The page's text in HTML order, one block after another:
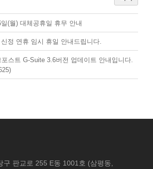
(월) 대체공휴일 휴무 안내
정 연휴 임시 휴일 안내드립니다.
포스트 G-Suite 3.6버전 업데이트 안내입니다.
구 판교로 255 E동 1001호 (삼평동,